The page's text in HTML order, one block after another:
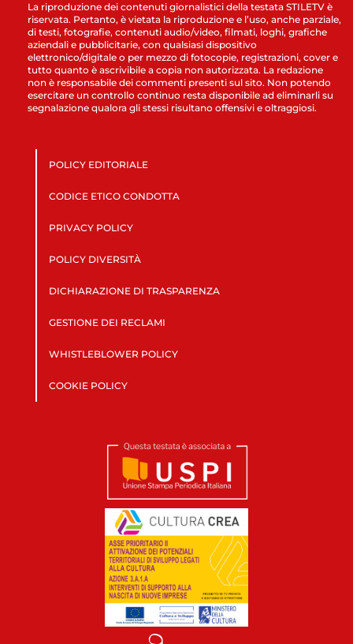
La riproduzione dei contenuti giornalistici della testata STILETV è
riservata. Pertanto, è vietata la riproduzione e l’uso, anche parziale,
di testi, fotografie, contenuti audio/video, filmati, loghi, grafiche
aziendali e pubblicitarie, con qualsiasi dispositivo
elettronico/digitale o per mezzo di fotocopie, registrazioni, cover e
tutto quanto è ascrivibile a copia non autorizzata. La redazione
non è responsabile dei commenti presenti sul sito. Non potendo
esercitare un controllo continuo resta disponibile ad eliminarli su
segnalazione qualora gli stessi risultano offensivi e oltraggiosi.
POLICY EDITORIALE
CODICE ETICO CONDOTTA
PRIVACY POLICY
POLICY DIVERSITÀ
DICHIARAZIONE DI TRASPARENZA
GESTIONE DEI RECLAMI
WHISTLEBLOWER POLICY
COOKIE POLICY